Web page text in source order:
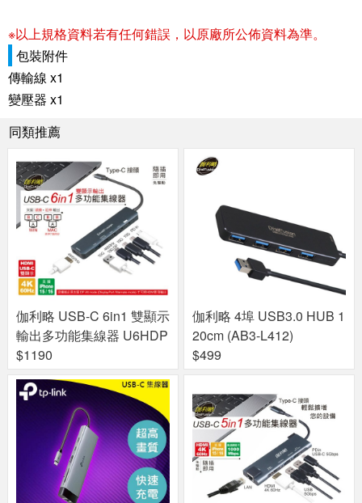
※以上規格資料若有任何錯誤，以原廠所公佈資料為準。
包裝附件
傳輸線 x1
變壓器 x1
同類推薦
伽利略 USB-C 6in1 雙顯示
輸出多功能集線器 U6HDP
$1190
伽利略 4埠 USB3.0 HUB 1
20cm (AB3-L412)
$499